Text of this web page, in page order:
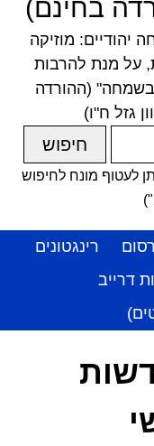
בחינם)
יהודיים: מוזיקה
על מנת להרבות
(ההורדה
גזל ח"ו)
לעטוף מונח לחיפוש
רינגטונים
דרייב